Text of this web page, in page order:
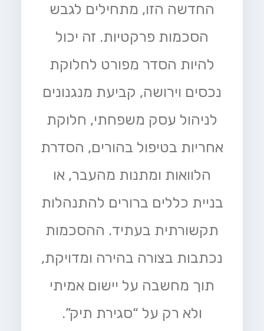
החדשה הזו, מתחילים לגבש
הסכמות פרקטיות. זה יכול
להיות הסדר מפורט לחלוקת
נכסים וירושה, קביעת מנגנונים
לניהול עסק משפחתי, חלוקת
אחריות בטיפול בהורים, הסדרת
הלוואות ומתנות מהעבר, או
בניית כללים ברורים להתנהלות
תקשורתית בעתיד. ההסכמות
נכתבות בצורה בהירה ומדויקת,
תוך מחשבה על יישום אמיתי
ולא רק על “סגירת תיק”.